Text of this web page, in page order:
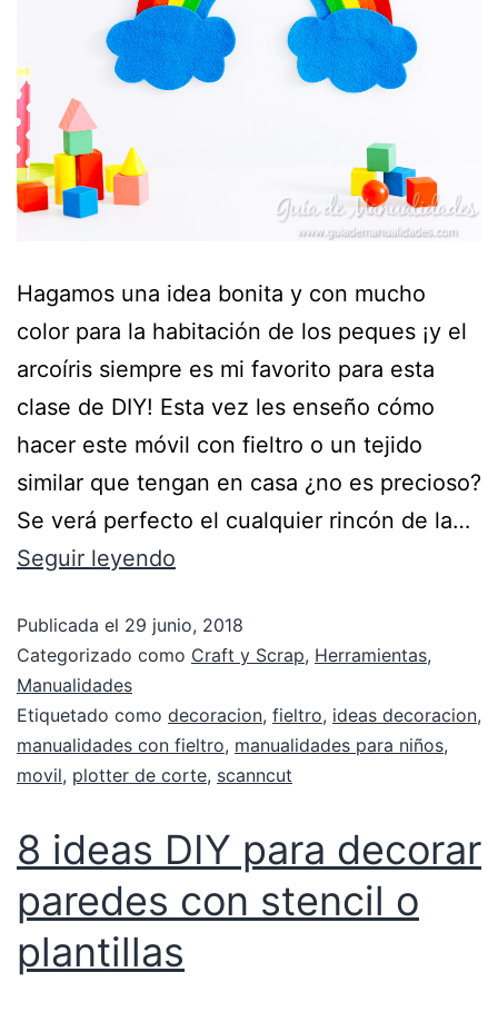
Hagamos una idea bonita y con mucho
color para la habitación de los peques ¡y el
arcoíris siempre es mi favorito para esta
clase de DIY! Esta vez les enseño cómo
hacer este móvil con fieltro o un tejido
similar que tengan en casa ¿no es precioso?
Se verá perfecto el cualquier rincón de la…
Seguir leyendo
Publicada el 29 junio, 2018
Categorizado como Craft y Scrap, Herramientas,
Manualidades
Etiquetado como decoracion, fieltro, ideas decoracion,
manualidades con fieltro, manualidades para niños,
movil, plotter de corte, scanncut
8 ideas DIY para decorar
paredes con stencil o
plantillas